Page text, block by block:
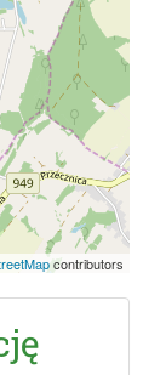
contributors